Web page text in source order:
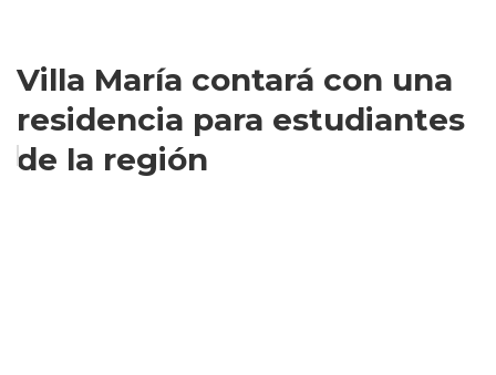
Villa María contará con una
residencia para estudiantes
de la región